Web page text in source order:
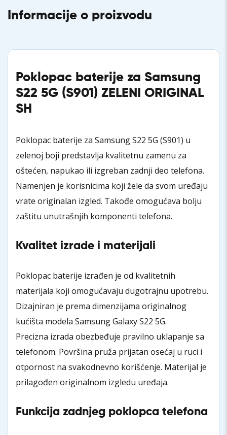
Informacije o proizvodu
Poklopac baterije za Samsung
S22 5G (S901) ZELENI ORIGINAL
SH
Poklopac baterije za Samsung S22 5G (S901) u
zelenoj boji predstavlja kvalitetnu zamenu za
oštećen, napukao ili izgreban zadnji deo telefona.
Namenjen je korisnicima koji žele da svom uređaju
vrate originalan izgled. Takođe omogućava bolju
zaštitu unutrašnjih komponenti telefona.
Kvalitet izrade i materijali
Poklopac baterije izrađen je od kvalitetnih
materijala koji omogućavaju dugotrajnu upotrebu.
Dizajniran je prema dimenzijama originalnog
kućišta modela Samsung Galaxy S22 5G.
Precizna izrada obezbeđuje pravilno uklapanje sa
telefonom. Površina pruža prijatan osećaj u ruci i
otpornost na svakodnevno korišćenje. Materijal je
prilagođen originalnom izgledu uređaja.
Funkcija zadnjeg poklopca telefona